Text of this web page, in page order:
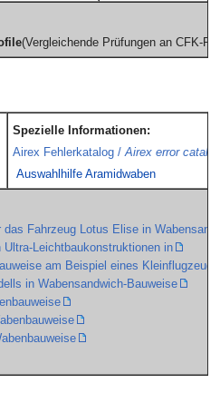
(Vergleichende Prüfungen an CFK-
Spezielle Informationen:
Airex Fehlerkatalog /Airex error
Auswahlhilfe Aramidwaben
Fahrzeug Lotus Elise in
Leichtbaukonstruktionen in
am Beispiel eines
in Wabensandwich-Bauweise